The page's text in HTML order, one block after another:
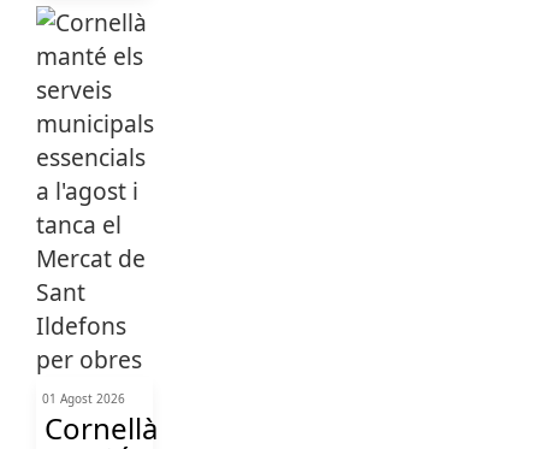
01 Agost 2026
Cornellà